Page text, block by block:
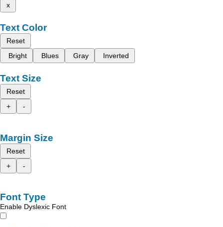
x
Text Color
Reset
Bright
Blues Gray Inverted
Text Size
Reset
+
-
Margin Size
Reset
+
-
Font Type
Enable Dyslexic Font